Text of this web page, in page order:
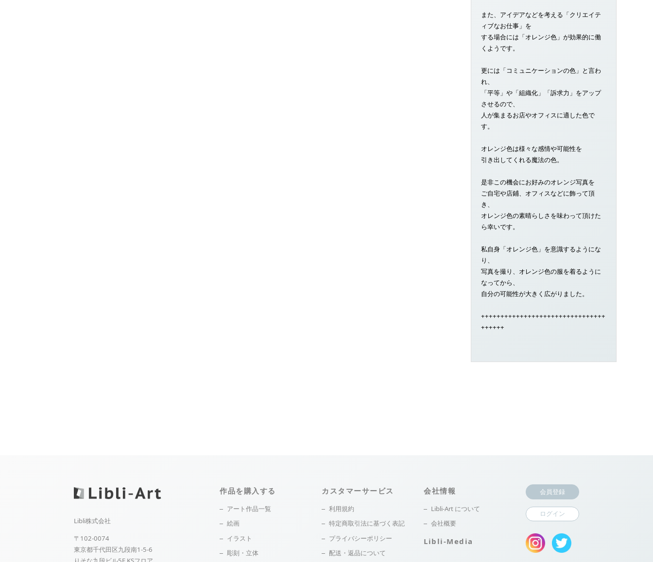
また、アイデアなどを考える「クリエイテ
ィブなお仕事」を
する場合には「オレンジ色」が効果的に働
くようです。
更には「コミュニケーションの色」と言わ
れ、
「平等」や「組織化」「訴求力」をアップ
させるので、
人が集まるお店やオフィスに適した色で
す。
オレンジ色は様々な感情や可能性を
引き出してくれる魔法の色。
是非この機会にお好みのオレンジ写真を
ご自宅や店鋪、オフィスなどに飾って頂
き、
オレンジ色の素晴らしさを味わって頂けた
ら幸いです。
私自身「オレンジ色」を意識するようにな
り、
写真を撮り、オレンジ色の服を着るように
なってから、
自分の可能性が大きく広がりました。
++++++++++++++++++++++++++++++++
++++++
Libli株式会社
〒102-0074
東京都千代田区九段南1-5-6
作品を購入する
アート作品一覧
絵画
イラスト
彫刻・立体
カスタマーサービス
利用規約
特定商取引法に基づく表記
プライバシーポリシー
配送・返品について
会社情報
Libli-Art について
会社概要
Libli-Media
会員登録
ログイン